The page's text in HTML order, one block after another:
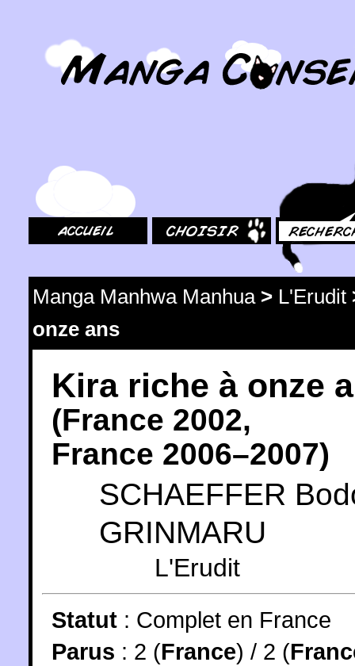
Manga Manhwa Manhua> L'Erudit
onze ans
Kira riche à onze
(France 2002,
France 2006–2007)
SCHAEFFER
GRINMARU
L'Erudit
Statut : Complet en France
Parus : 2 (France) / 2 (